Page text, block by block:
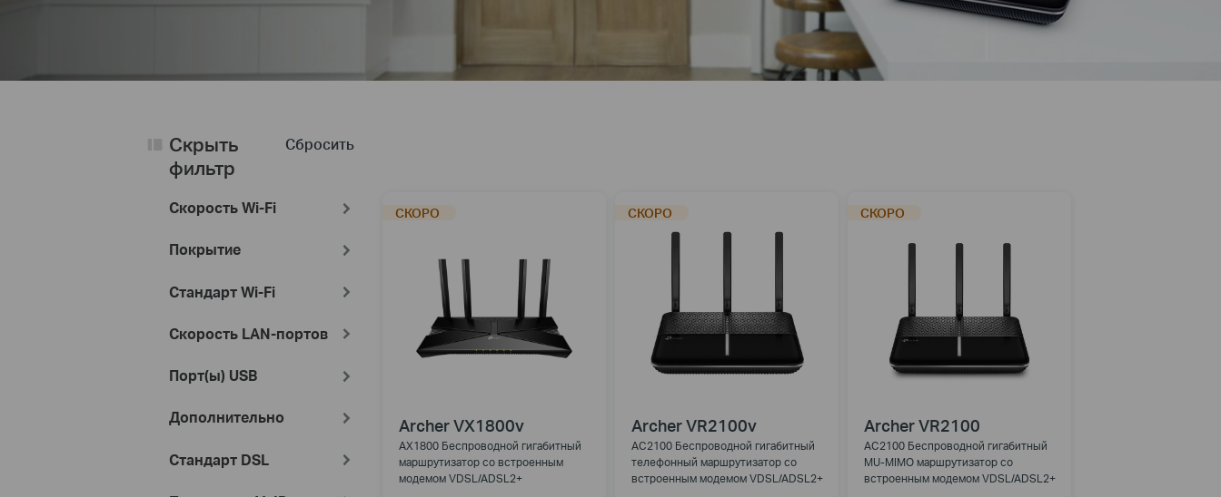
Сбросить
Скрыть
фильтр
Скорость Wi-Fi
Покрытие
Стандарт Wi-Fi
Скорость LAN-портов
Порт(ы) USB
Дополнительно
Стандарт DSL
СКОРО
Archer VX1800v
AX1800 Беспроводной гигабитный
маршрутизатор со встроенным
модемом VDSL/ADSL2+
СКОРО
Archer VR2100v
AC2100 Беспроводной гигабитный
телефонный маршрутизатор со
встроенным модемом VDSL/ADSL2+
СКОРО
Archer VR2100
AC2100 Беспроводной гигабитный
MU-MIMO маршрутизатор со
встроенным модемом VDSL/ADSL2+